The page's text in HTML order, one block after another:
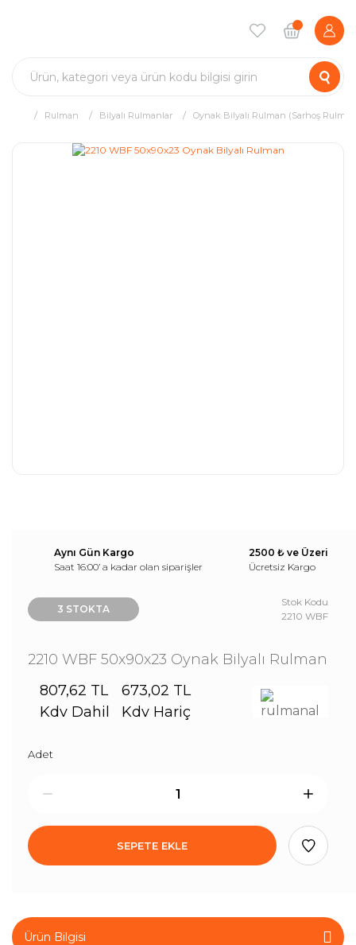
Rulman Bilyalı Rulmanlar Oynak Bilyalı Rulman (Sarhoş
Aynı Gün Kargo
Saat 16:00’ a kadar olan siparişler
2500 ₺ ve Üzeri
Ücretsiz Kargo
3 STOKTA
Stok Kodu
2210 WBF
2210 WBF 50x90x23 Oynak Bilyalı Rulman
807,62 TL
Kdv Dahil
673,02 TL
Kdv Hariç
Adet
SEPETE EKLE
Ürün Bilgisi